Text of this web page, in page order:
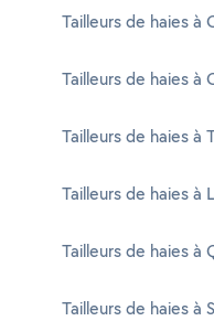
Tailleurs de haies à
Tailleurs de haies à
Tailleurs de haies à
Tailleurs de haies à
Tailleurs de haies à
Tailleurs de haies à